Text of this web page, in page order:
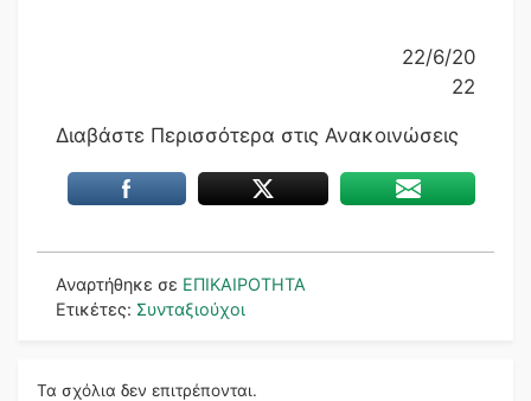
22/6/20
22
Διαβάστε Περισσότερα στις Ανακοινώσεις
Αναρτήθηκε σε ΕΠΙΚΑΙΡΟΤΗΤΑ
Ετικέτες: Συνταξιούχοι
Τα σχόλια δεν επιτρέπονται.